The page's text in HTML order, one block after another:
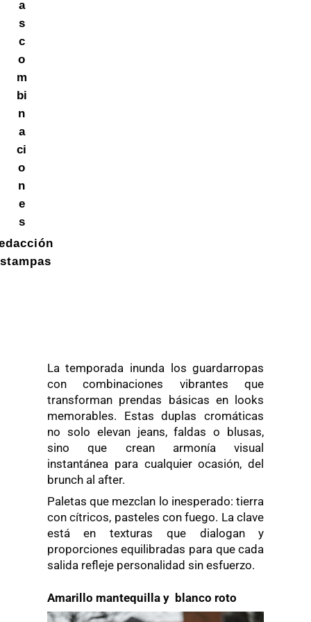
a
s
c
o
m
bi
n
a
ci
o
n
e
s
La temporada inunda los guardarropas
con combinaciones vibrantes que
transforman prendas básicas en looks
memorables. Estas duplas cromáticas
no solo elevan jeans, faldas o blusas,
sino que crean armonía visual
instantánea para cualquier ocasión, del
brunch al after.
Paletas que mezclan lo inesperado: tierra
con cítricos, pasteles con fuego. La clave
está en texturas que dialogan y
proporciones equilibradas para que cada
salida refleje personalidad sin esfuerzo.
Amarillo mantequilla y blanco roto